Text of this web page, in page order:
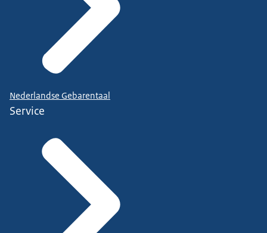
Nederlandse Gebarentaal
Service